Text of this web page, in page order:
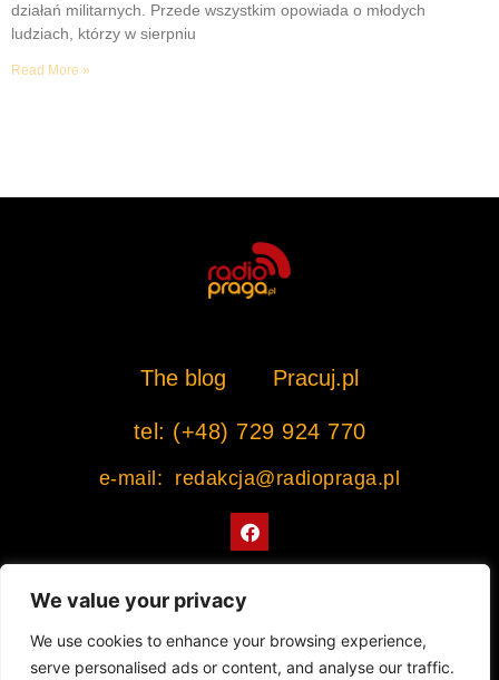
We value your privacy
We use cookies to enhance your browsing experience,
serve personalised ads or content, and analyse our traffic.
działań militarnych. Przede wszystkim opowiada o młodych
ludziach, którzy w sierpniu
Read More »
The blog Pracuj.pl
tel: (+48) 729 924 770
e-mail: redakcja@radiopraga.pl
F
a
c
o
k
Współpracujemy z Muzeum Warszawskiej Pragi